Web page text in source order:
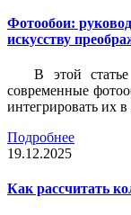
Фотообои:
искусству
В этой
современные
интегрировать их в
Подробнее
19.12.2025
Как рассчитать